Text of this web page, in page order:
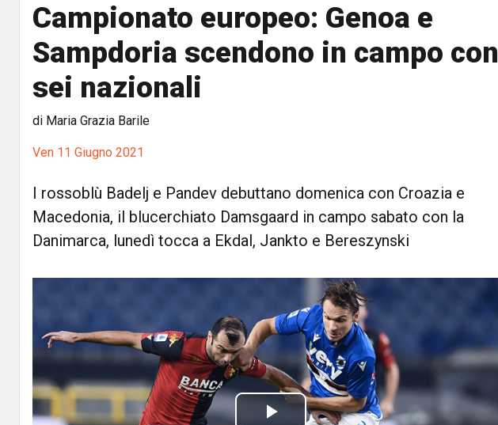
Campionato europeo: Genoa e
Sampdoria scendono in campo con
sei nazionali
di Maria Grazia Barile
Ven 11 Giugno 2021
I rossoblù Badelj e Pandev debuttano domenica con Croazia e
Macedonia, il blucerchiato Damsgaard in campo sabato con la
Danimarca, lunedì tocca a Ekdal, Jankto e Bereszynski